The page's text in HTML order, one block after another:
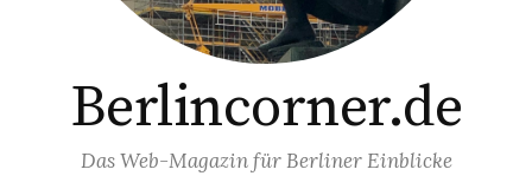
Berlincorner.de
Das Web-Magazin für Berliner Einblicke